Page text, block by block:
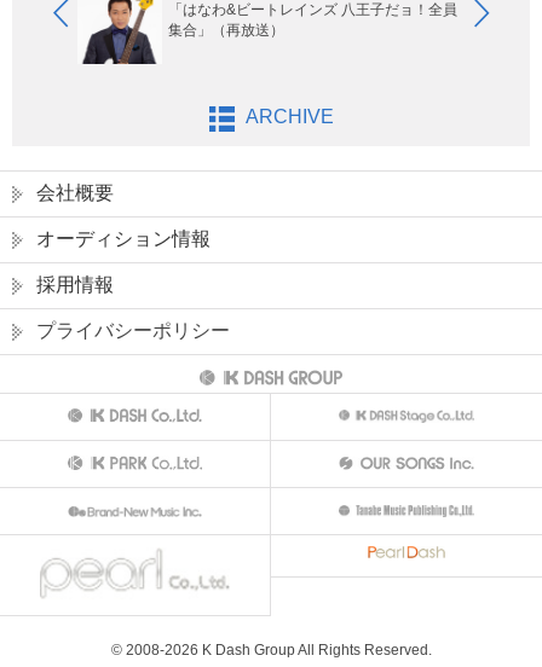
「はなわ&ビートレインズ 八王子だョ！全員
集合」（再放送）
ARCHIVE
会社概要
オーディション情報
採用情報
プライバシーポリシー
© 2008-2026 K Dash Group All Rights Reserved.